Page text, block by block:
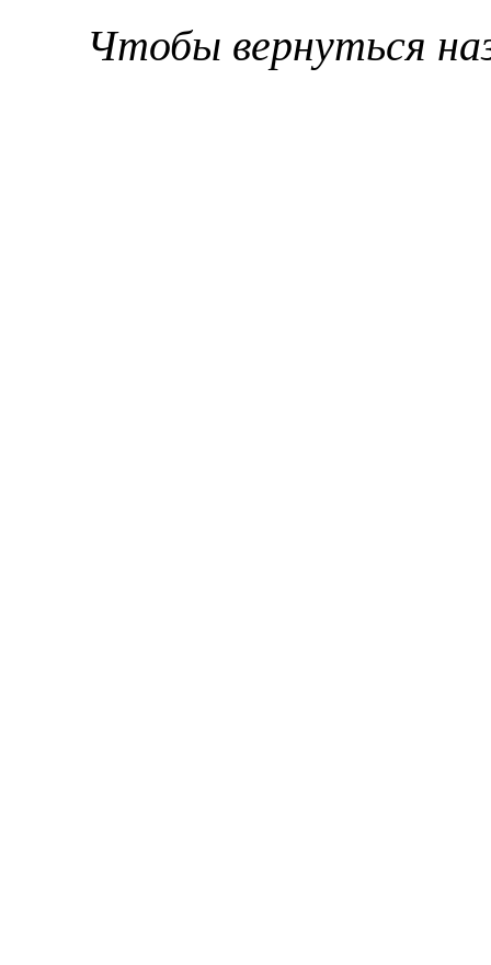
Чтобы вернуться